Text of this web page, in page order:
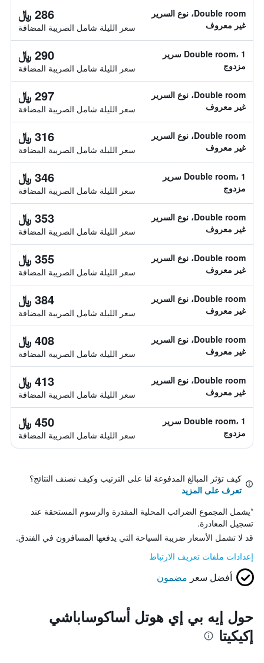
Double room، نوع السرير
غير معروف
286 ﷼
سعر الليلة شامل الصريبة المضافة
Double room، 1 سرير
مزدوج
290 ﷼
سعر الليلة شامل الصريبة المضافة
Double room، نوع السرير
غير معروف
297 ﷼
سعر الليلة شامل الصريبة المضافة
Double room، نوع السرير
غير معروف
316 ﷼
سعر الليلة شامل الصريبة المضافة
Double room، 1 سرير
مزدوج
346 ﷼
سعر الليلة شامل الصريبة المضافة
Double room، نوع السرير
غير معروف
353 ﷼
سعر الليلة شامل الصريبة المضافة
Double room، نوع السرير
غير معروف
355 ﷼
سعر الليلة شامل الصريبة المضافة
Double room، نوع السرير
غير معروف
384 ﷼
سعر الليلة شامل الصريبة المضافة
Double room، نوع السرير
غير معروف
408 ﷼
سعر الليلة شامل الصريبة المضافة
Double room، نوع السرير
غير معروف
413 ﷼
سعر الليلة شامل الصريبة المضافة
Double room، 1 سرير
مزدوج
450 ﷼
سعر الليلة شامل الصريبة المضافة
كيف تؤثر المبالغ المدفوعة لنا على الترتيب وكيف نصنف النتائج؟
تعرف على المزيد
*يشمل المجموع الضرائب المحلية المقدرة والرسوم المستحقة عند
تسجيل المغادرة.
قد لا تشمل الأسعار ضريبة السياحة التي يدفعها المسافرون في الفندق.
إعدادات ملفات تعريف الارتباط
أفضل سعر مضمون
حول إيه بي إي هوتل أساكوساباشي
إكيكيتا